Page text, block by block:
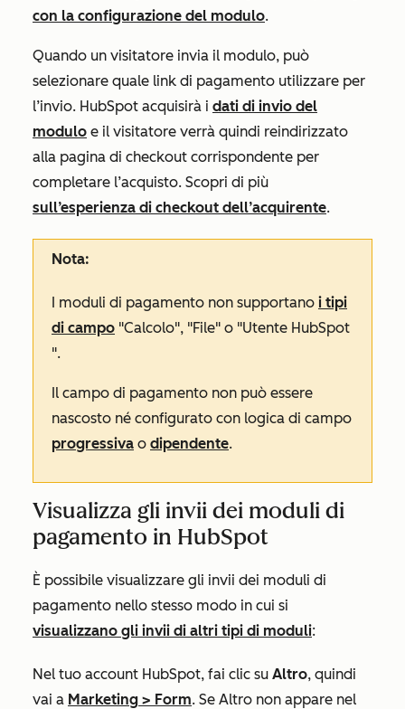
con la configurazione del modulo.
Quando un visitatore invia il modulo, può
selezionare quale link di pagamento utilizzare per
l’invio. HubSpot acquisirà i dati di invio del
modulo e il visitatore verrà quindi reindirizzato
alla pagina di checkout corrispondente per
completare l’acquisto. Scopri di più
sull’esperienza di checkout dell’acquirente.
Nota:
I moduli di pagamento non supportano i tipi
di campo "Calcolo", "File" o "Utente HubSpot
".
Il campo di pagamento non può essere
nascosto né configurato con logica di campo
progressiva o dipendente.
Visualizza gli invii dei moduli di
pagamento in HubSpot
È possibile visualizzare gli invii dei moduli di
pagamento nello stesso modo in cui si
visualizzano gli invii di altri tipi di moduli:
Nel tuo account HubSpot, fai clic su Altro, quindi
vai a Marketing > Form. Se Altro non appare nel